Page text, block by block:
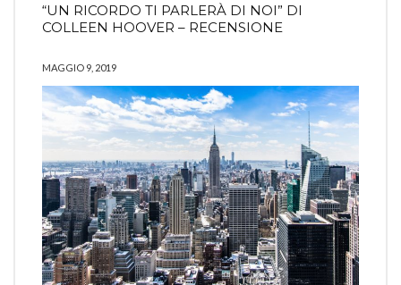
“UN RICORDO TI PARLERÀ DI NOI” DI
COLLEEN HOOVER – RECENSIONE
MAGGIO 9, 2019